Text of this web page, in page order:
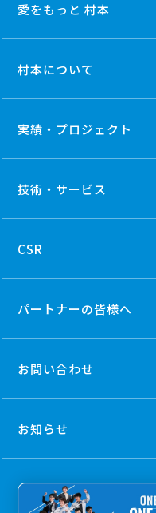
愛をもっと 村本
村本について
実績・プロジェクト
技術・ サービス
CSR
パートナーの皆様へ
お問い合わせ
お知らせ